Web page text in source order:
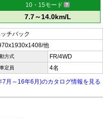
10・15モード
7.7～14.0km/L
チバック
他
方式 FR/4WD
定員
4名
7月～16年6月)のカタログ情報を見る